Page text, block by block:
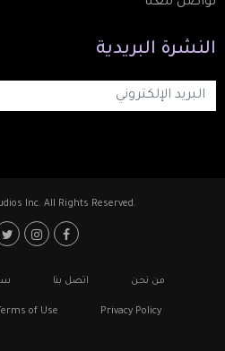
النشرة البريدية
Inc. All Rights Reserved.
Footer: Social Media
Footerمن نحن اتصل بنا
Privacy Policy
of Use